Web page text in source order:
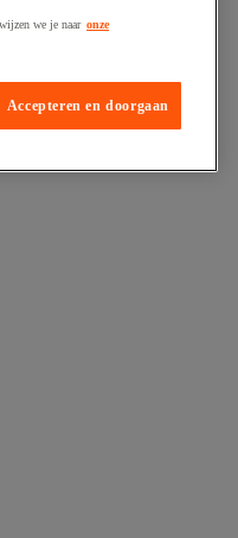
we je naar onze
Accepteren en doorgaan